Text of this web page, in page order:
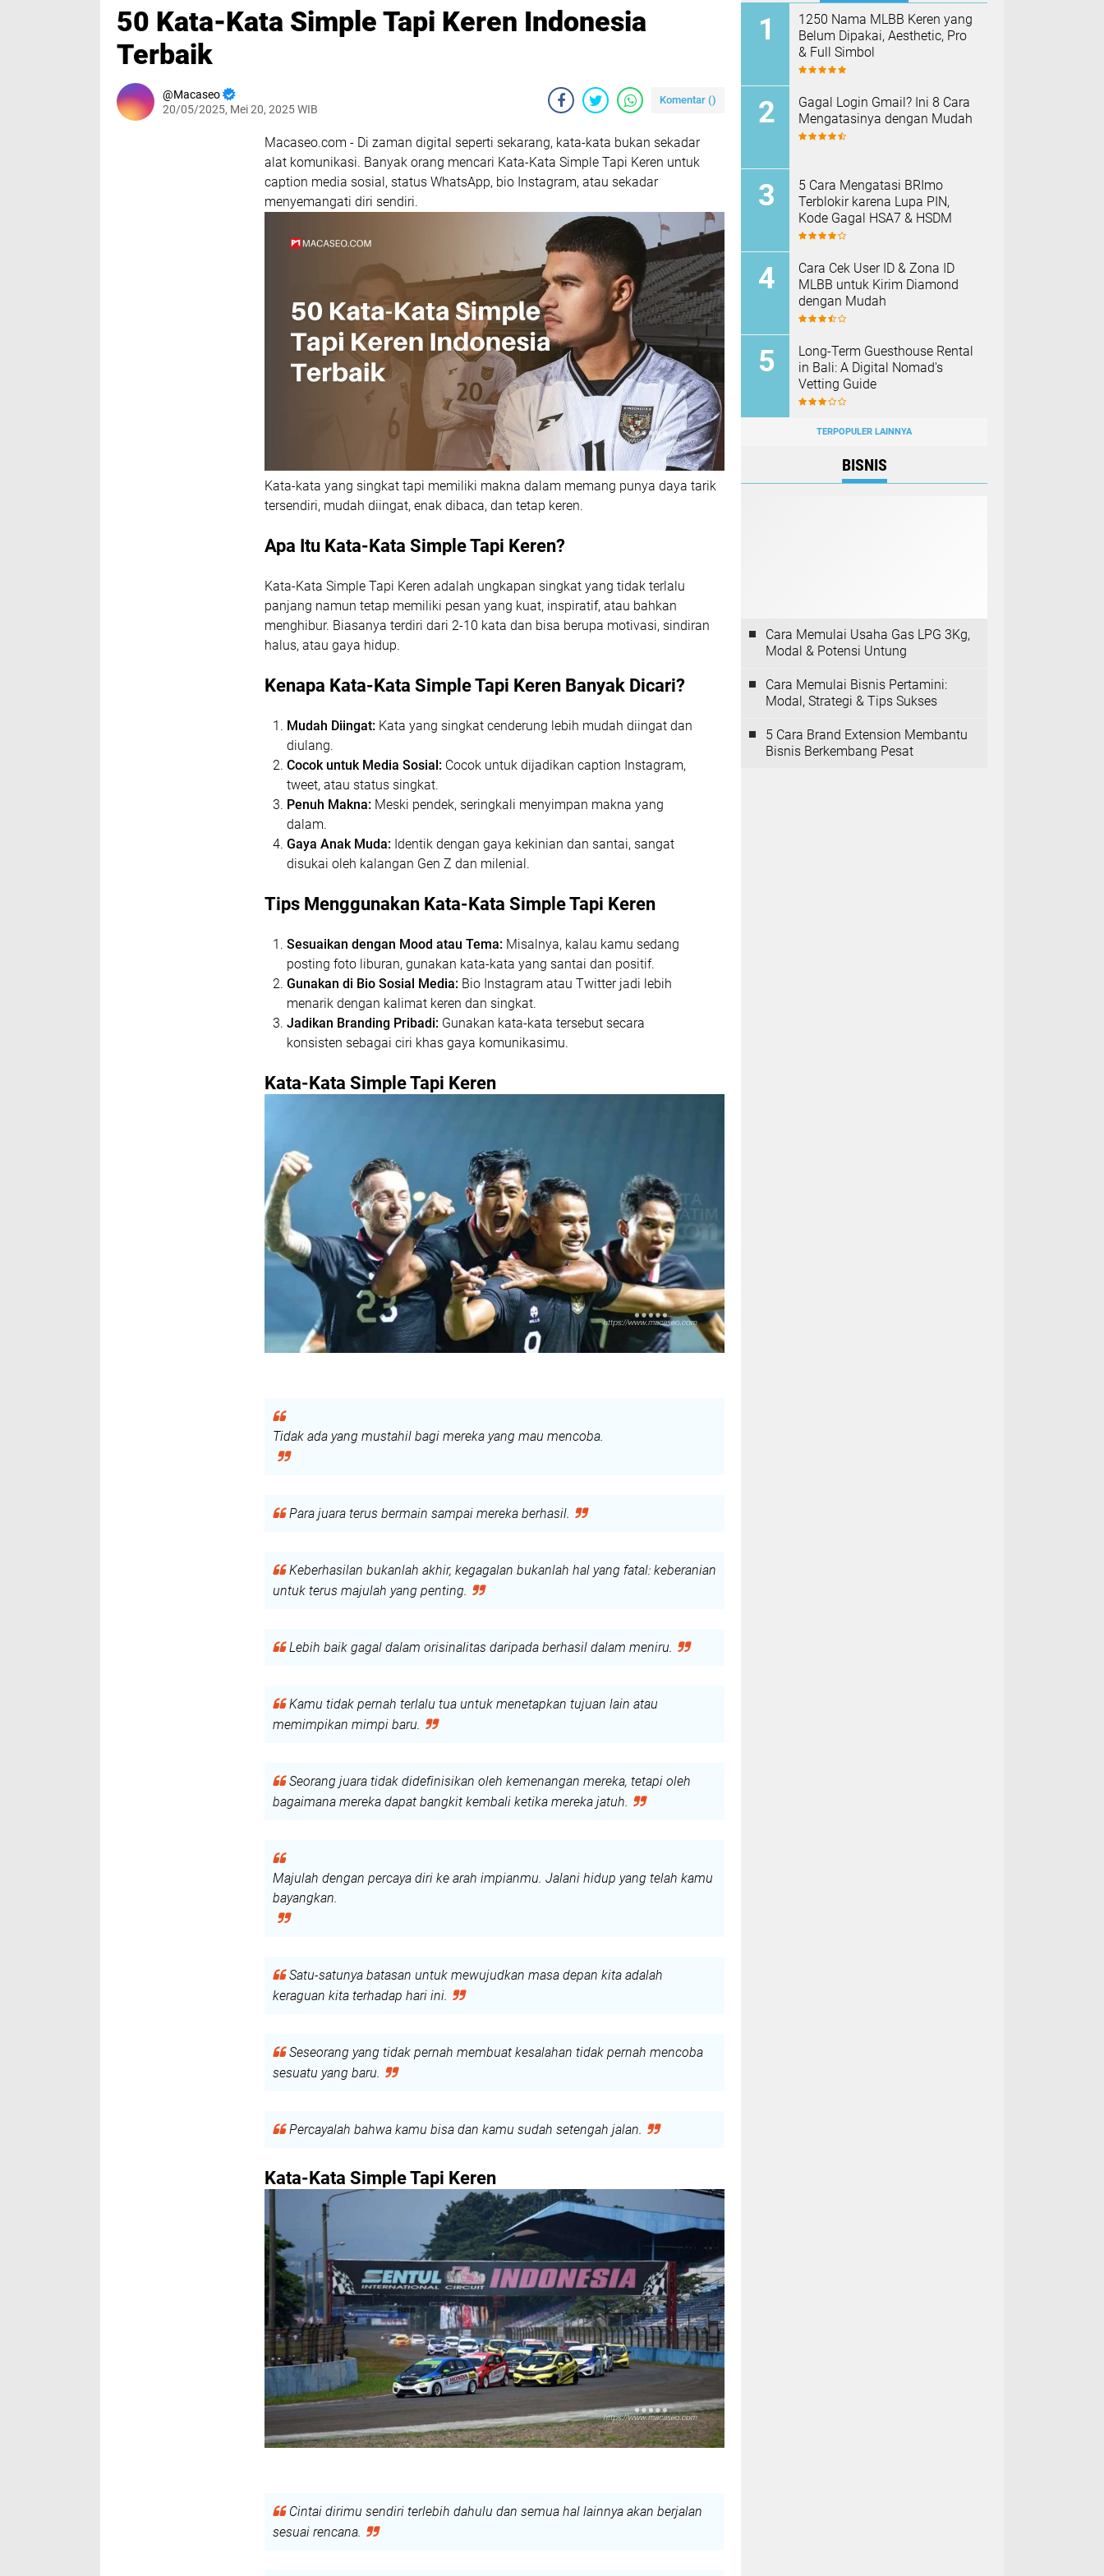
50 Kata-Kata Simple Tapi Keren Indonesia
Terbaik
Macaseo
20/05/2025, Mei 20, 2025 WIB
Komentar ()
Macaseo.com - Di zaman digital seperti sekarang, kata-kata bukan sekadar
alat komunikasi. Banyak orang mencari Kata-Kata Simple Tapi Keren untuk
caption media sosial, status WhatsApp, bio Instagram, atau sekadar
menyemangati diri sendiri.
Kata-kata yang singkat tapi memiliki makna dalam memang punya daya tarik
tersendiri, mudah diingat, enak dibaca, dan tetap keren.
Apa Itu Kata-Kata Simple Tapi Keren?
Kata-Kata Simple Tapi Keren adalah ungkapan singkat yang tidak terlalu
panjang namun tetap memiliki pesan yang kuat, inspiratif, atau bahkan
menghibur. Biasanya terdiri dari 2-10 kata dan bisa berupa motivasi, sindiran
halus, atau gaya hidup.
Kenapa Kata-Kata Simple Tapi Keren Banyak Dicari?
Mudah Diingat: Kata yang singkat cenderung lebih mudah diingat dan
diulang.
Cocok untuk Media Sosial: Cocok untuk dijadikan caption Instagram,
tweet, atau status singkat.
Penuh Makna: Meski pendek, seringkali menyimpan makna yang
dalam.
Gaya Anak Muda: Identik dengan gaya kekinian dan santai, sangat
disukai oleh kalangan Gen Z dan milenial.
Tips Menggunakan Kata-Kata Simple Tapi Keren
Sesuaikan dengan Mood atau Tema: Misalnya, kalau kamu sedang
posting foto liburan, gunakan kata-kata yang santai dan positif.
Gunakan di Bio Sosial Media: Bio Instagram atau Twitter jadi lebih
menarik dengan kalimat keren dan singkat.
Jadikan Branding Pribadi: Gunakan kata-kata tersebut secara
konsisten sebagai ciri khas gaya komunikasimu.
Kata-Kata Simple Tapi Keren
Tidak ada yang mustahil bagi mereka yang mau mencoba.
Para juara terus bermain sampai mereka berhasil.
Keberhasilan bukanlah akhir, kegagalan bukanlah hal yang fatal: keberanian
untuk terus majulah yang penting.
Lebih baik gagal dalam orisinalitas daripada berhasil dalam meniru.
Kamu tidak pernah terlalu tua untuk menetapkan tujuan lain atau
memimpikan mimpi baru.
Seorang juara tidak didefinisikan oleh kemenangan mereka, tetapi oleh
bagaimana mereka dapat bangkit kembali ketika mereka jatuh.
Majulah dengan percaya diri ke arah impianmu. Jalani hidup yang telah kamu
bayangkan.
Satu-satunya batasan untuk mewujudkan masa depan kita adalah
keraguan kita terhadap hari ini.
Seseorang yang tidak pernah membuat kesalahan tidak pernah mencoba
sesuatu yang baru.
Percayalah bahwa kamu bisa dan kamu sudah setengah jalan.
Kata-Kata Simple Tapi Keren
Cintai dirimu sendiri terlebih dahulu dan semua hal lainnya akan berjalan
sesuai rencana.
1250 Nama MLBB Keren yang
Belum Dipakai, Aesthetic, Pro
& Full Simbol
Gagal Login Gmail? Ini 8 Cara
Mengatasinya dengan Mudah
5 Cara Mengatasi BRImo
Terblokir karena Lupa PIN,
Kode Gagal HSA7 & HSDM
Cara Cek User ID & Zona ID
MLBB untuk Kirim Diamond
dengan Mudah
Long-Term Guesthouse Rental
in Bali: A Digital Nomad's
Vetting Guide
TERPOPULER LAINNYA
BISNIS
Cara Memulai Usaha Gas LPG 3Kg,
Modal & Potensi Untung
Cara Memulai Bisnis Pertamini:
Modal, Strategi & Tips Sukses
5 Cara Brand Extension Membantu
Bisnis Berkembang Pesat